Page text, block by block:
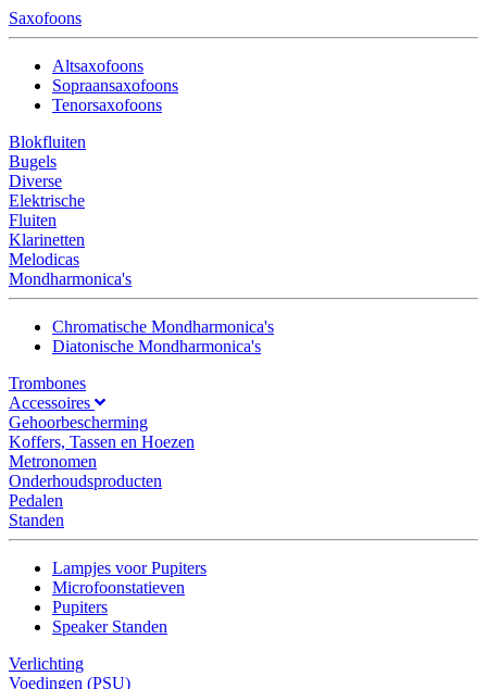
Saxofoons
Altsaxofoons
Sopraansaxofoons
Tenorsaxofoons
Blokfluiten
Bugels
Diverse
Elektrische
Fluiten
Klarinetten
Melodicas
Mondharmonica's
Chromatische Mondharmonica's
Diatonische Mondharmonica's
Trombones
Accessoires
Gehoorbescherming
Koffers, Tassen en Hoezen
Metronomen
Onderhoudsproducten
Pedalen
Standen
Lampjes voor Pupiters
Microfoonstatieven
Pupiters
Speaker Standen
Verlichting
Voedingen (PSU)